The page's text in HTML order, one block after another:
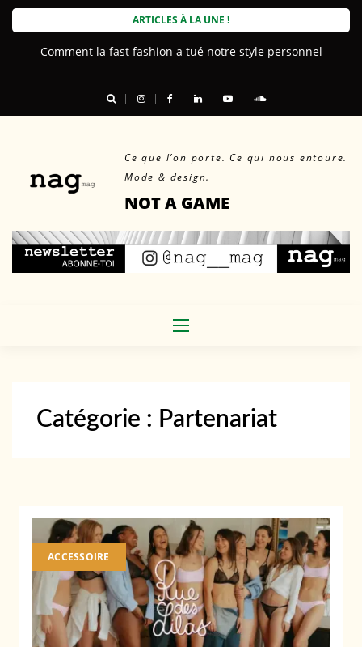
Skip
ARTICLES À LA UNE !
Comment la fast fashion a tué notre style personnel
Ce que l’on porte. Ce qui nous entoure.
Mode & design.
NOT A GAME
Catégorie : Partenariat
ACCESSOIRE